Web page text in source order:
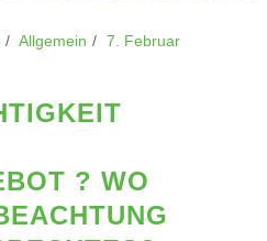
Allgemein
7. Februar
? WO